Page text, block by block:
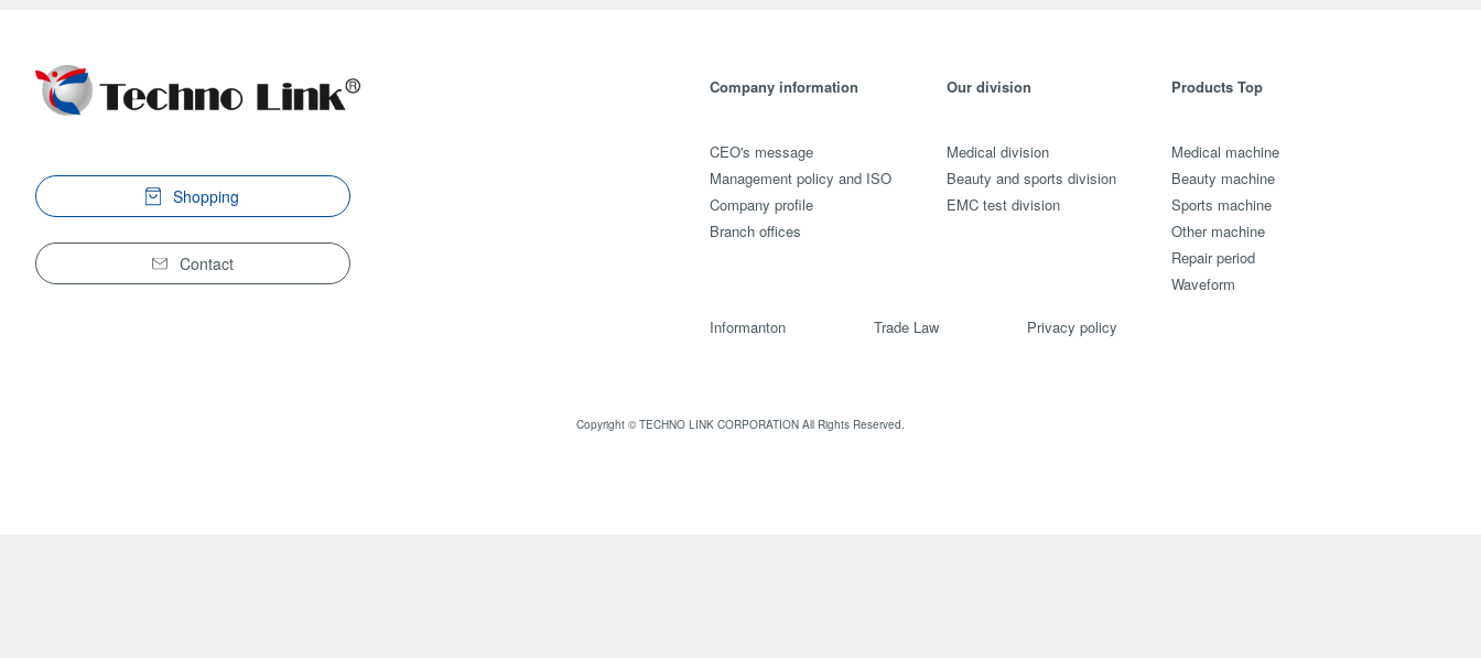
Shopping
Contact
Company information
CEO's message
Management policy and ISO
Company profile
Branch offices
Our division
Medical division
Beauty and sports division
EMC test division
Products Top
Medical machine
Beauty machine
Sports machine
Other machine
Repair period
Waveform
Informanton Trade Law Privacy policy
Copyright © TECHNO LINK CORPORATION All Rights Reserved.